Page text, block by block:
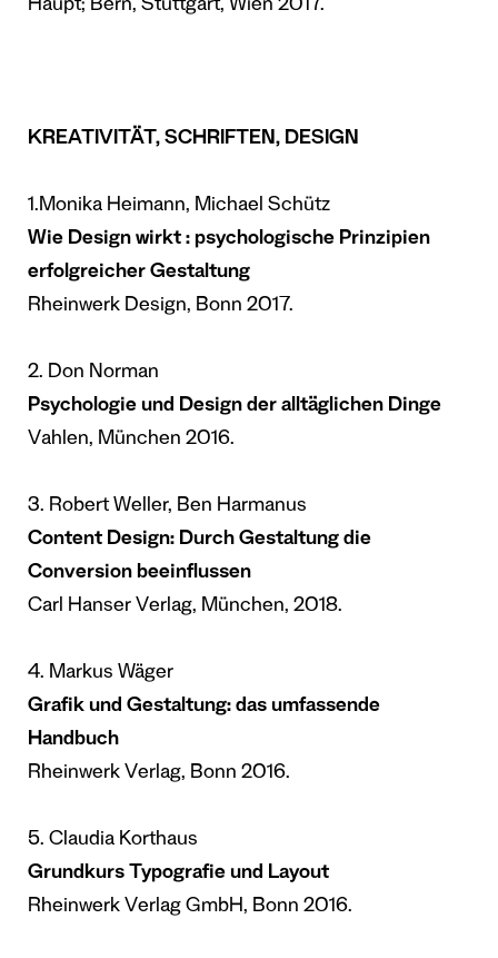
Haupt; Bern, Stuttgart, Wien 2017.
KREATIVITÄT, SCHRIFTEN, DESIGN
1.Monika Heimann, Michael Schütz
Wie Design wirkt : psychologische Prinzipien
erfolgreicher Gestaltung
Rheinwerk Design, Bonn 2017.
2. Don Norman
Psychologie und Design der alltäglichen Dinge
Vahlen, München 2016.
3. Robert Weller, Ben Harmanus
Content Design: Durch Gestaltung die
Conversion beeinflussen
Carl Hanser Verlag, München, 2018.
4. Markus Wäger
Grafik und Gestaltung: das umfassende
Handbuch
Rheinwerk Verlag, Bonn 2016.
5. Claudia Korthaus
Grundkurs Typografie und Layout
Rheinwerk Verlag GmbH, Bonn 2016.